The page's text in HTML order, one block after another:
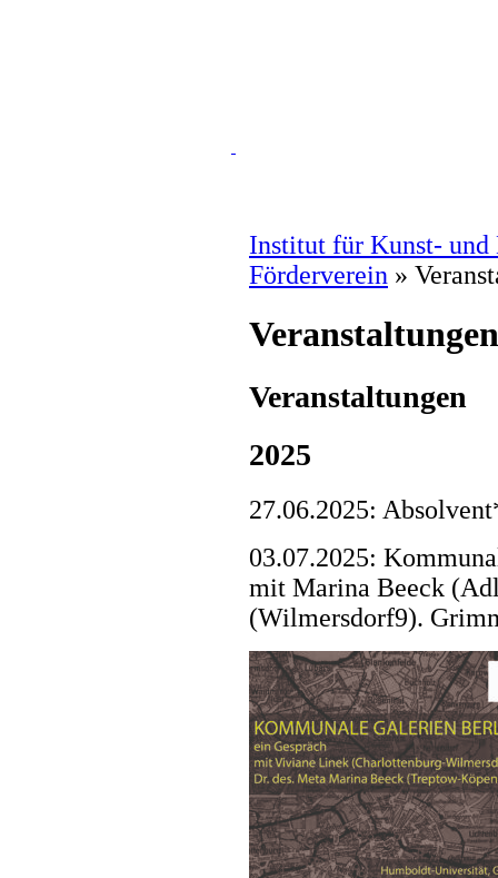
Institut für Kunst-
Förderverein »
Veranstaltungen
Veranstaltungen
2025
27.06.2025:
03.07.2025:
mit Marina Beeck
(Wilmersdorf9).